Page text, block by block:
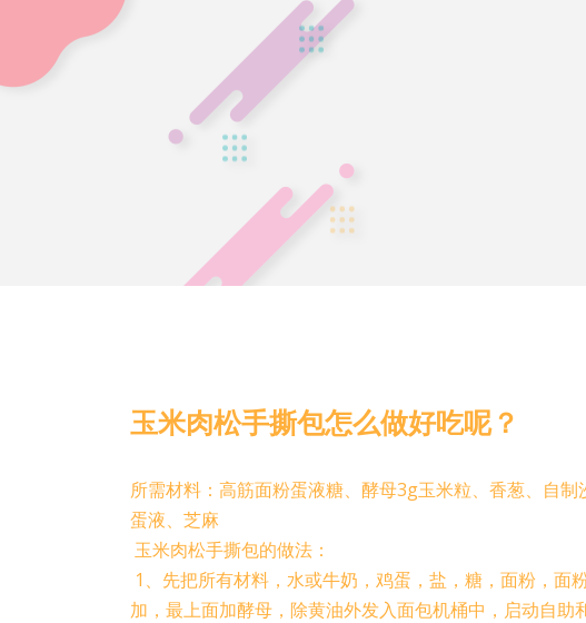
玉米肉松手撕包怎么做好吃呢？
所需材料：高筋面粉蛋液糖、酵母3g玉米粒、香葱、自制
蛋液、芝麻
玉米肉松手撕包的做法：
1、先把所有材料，水或牛奶，鸡蛋，盐，糖，面粉，面
加，最上面加酵母，除黄油外发入面包机桶中，启动自助